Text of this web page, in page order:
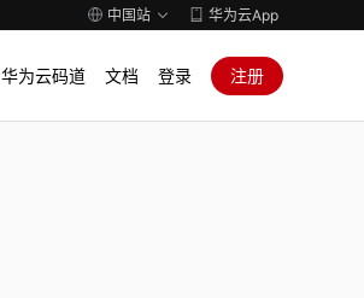
中国站 华为云App
华为云码道 文档 登录 注册